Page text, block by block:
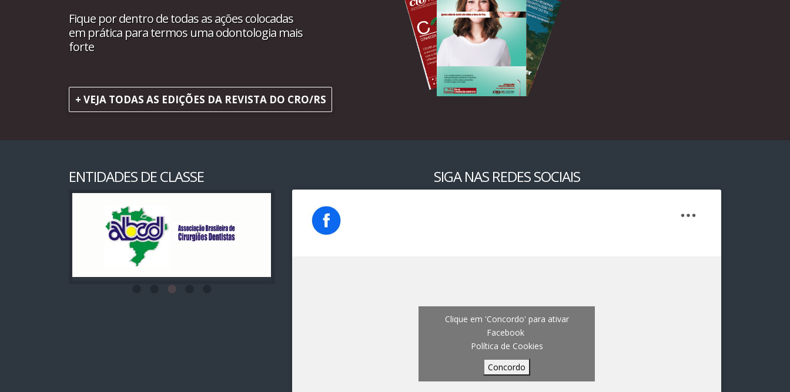
Fique por dentro de todas as ações colocadas
em prática para termos uma odontologia mais
forte
+ VEJA TODAS AS EDIÇÕES DA REVISTA DO CRO/RS
ENTIDADES DE CLASSE SIGA NAS REDES SOCIAIS
Clique em 'Concordo' para ativar
Facebook
Política de Cookies
Concordo